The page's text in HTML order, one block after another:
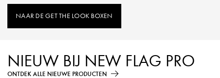
NAAR DE GET THE LOOK BOXEN
NIEUW BIJ NEW FLAG PRO
ONTDEK ALLE NIEUWE PRODUCTEN